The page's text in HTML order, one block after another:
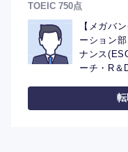
TOEIC 750点
【メガバ
ーション
ナンス
ーチ・R＆